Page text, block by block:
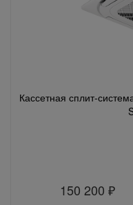
Кассетная сплит-
150 200₽